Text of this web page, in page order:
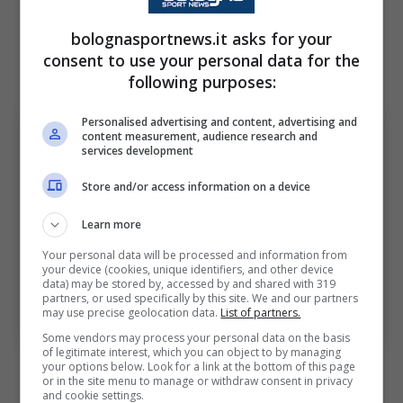
Vincenzo Italiano lo scelse per prendere in
eredità gol e importanza di Joshua Zirkzee,
finito allo United.
Bologna e le difficoltà di Thijs Dallinga: i fischi contro
l’Atalanta potrebbero influire sul futuro della punta
Bologna Sport News (Photo by Alessandro
Sabattini/Getty Images Via OneFootball)
bolognasportnews.it asks for your
consent to use your personal data for the
following purposes:
Personalised advertising and content, advertising and
content measurement, audience research and
services development
Store and/or access information on a device
Learn more
Your personal data will be processed and information from
your device (cookies, unique identifiers, and other device
data) may be stored by, accessed by and shared with 319
partners, or used specifically by this site. We and our partners
may use precise geolocation data. List of partners.
Some vendors may process your personal data on the basis
of legitimate interest, which you can object to by managing
your options below. Look for a link at the bottom of this page
or in the site menu to manage or withdraw consent in privacy
and cookie settings.